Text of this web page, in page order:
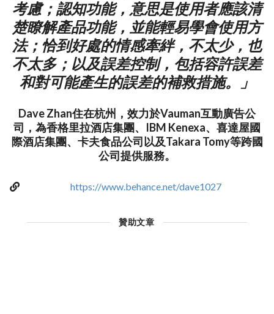
考慮；認知功能，意思是使用者應該清
楚瞭解產品功能，並能輕易學會使用方
法；恰到好處的情感牽絆，不太少，也
不太多；以及誤差控制，包括容許誤差
和對可能產生的誤差的補救措施。」
Dave Zhan住在杭州，效力於Vauman互動廣告公
司，為香格里拉酒店集團、IBM Kenexa、喜達屋國
際酒店集團、卡夫食品公司以及Takara Tomy等跨國
公司提供服務。
https://www.behance.net/dave1027
贊助文章